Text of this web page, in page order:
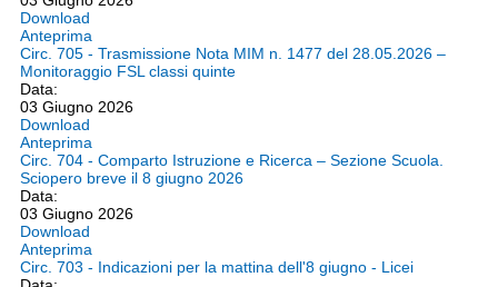
Download
Anteprima
Circ. 705 - Trasmissione Nota MIM n. 1477 del 28.05.2026 –
Monitoraggio FSL classi quinte
Data:
03 Giugno 2026
Download
Anteprima
Circ. 704 - Comparto Istruzione e Ricerca – Sezione Scuola.
Sciopero breve il 8 giugno 2026
Data:
03 Giugno 2026
Download
Anteprima
Circ. 703 - Indicazioni per la mattina dell'8 giugno - Licei